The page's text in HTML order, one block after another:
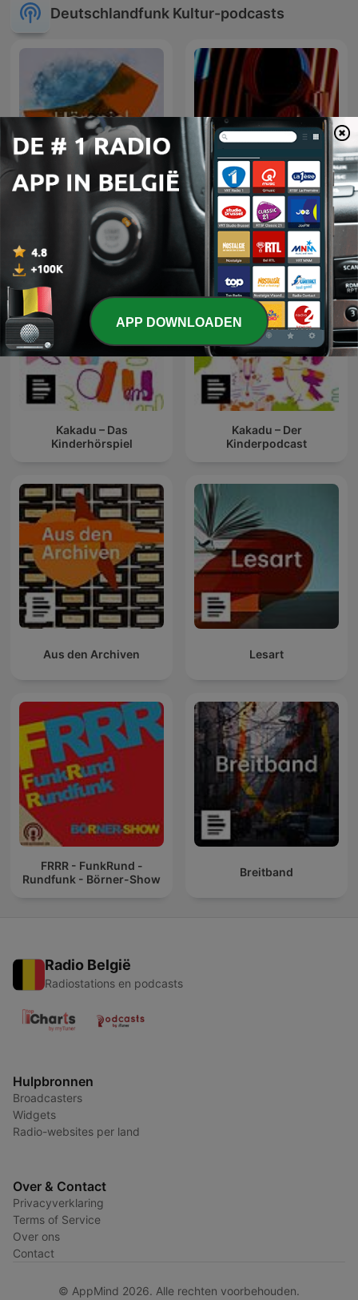
Deutschlandfunk Kultur-podcasts
Hörspiel Zeitfragen. Feature
Kakadu – Das
Kinderhörspiel
Kakadu – Der
Kinderpodcast
Aus den Archiven Lesart
FRRR - FunkRund -
Rundfunk - Börner-Show
Breitband
Radio België
Radiostations en podcasts
Hulpbronnen
Broadcasters
Widgets
Radio-websites per land
Over & Contact
Privacyverklaring
Terms of Service
Over ons
Contact
© AppMind 2026. Alle rechten voorbehouden.
APP DOWNLOADEN